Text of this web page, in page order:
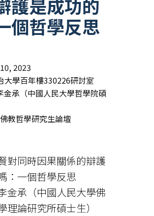
護是成功的
個哲學反思
2023
大學百年樓330226研討室
金承（中國人民大學哲學院碩
教哲學研究生論壇
對同時因果關係的辯護
：一個哲學反思
金承（中國人民大學佛
理論研究所碩士生）